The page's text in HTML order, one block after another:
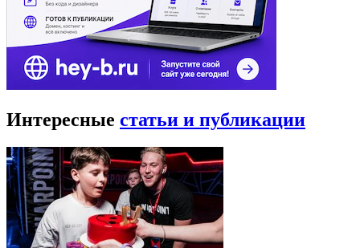
Интересные статьи и публикации